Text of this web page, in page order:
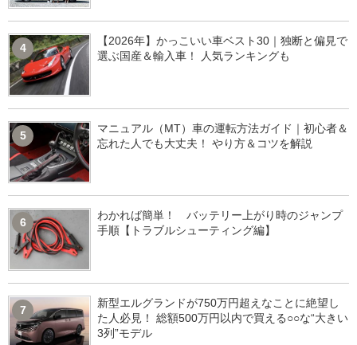
4
【2026年】かっこいい車ベスト30｜独断と偏見で
選ぶ国産＆輸入車！ 人気ランキングも
5
マニュアル（MT）車の運転方法ガイド｜初心者＆
忘れた人でも大丈夫！ やり方＆コツを解説
6
わかれば簡単！ バッテリー上がり時のジャンプ
手順【トラブルシューティング編】
7
新型エルグランドが750万円超えなことに絶望し
た人必見！ 総額500万円以内で買える○○な“大きい
3列”モデル